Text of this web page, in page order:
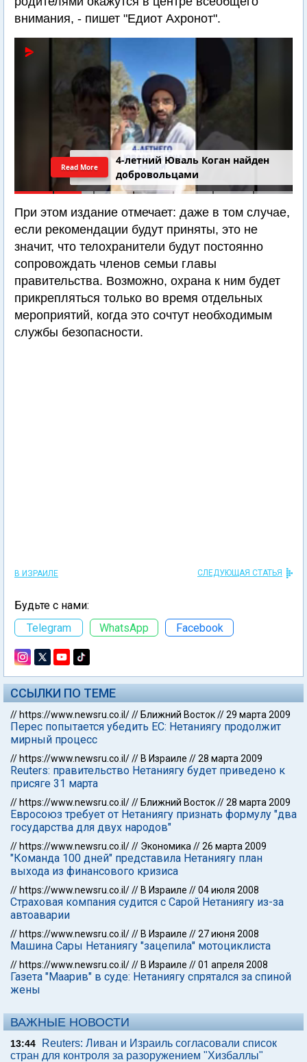
внимания, - пишет "Едиот Ахронот".
4-летний Юваль Коган найден
добровольцами
Read More
При этом издание отмечает: даже в том случае,
если рекомендации будут приняты, это не
значит, что телохранители будут постоянно
сопровождать членов семьи главы
правительства. Возможно, охрана к ним будет
прикрепляться только во время отдельных
мероприятий, когда это сочтут необходимым
службы безопасности.
В ИЗРАИЛЕ СЛЕДУЮЩАЯ СТАТЬЯ
Будьте с нами:
Telegram
WhatsApp Facebook
ССЫЛКИ ПО ТЕМЕ
// https://www.newsru.co.il/// Ближний Восток//29 марта 2009
Перес попытается убедить ЕС: Нетаниягу продолжит
мирный процесс
// https://www.newsru.co.il/// В Израиле //28 марта 2009
Reuters: правительство Нетаниягу будет приведено к
присяге 31 марта
// https://www.newsru.co.il/// Ближний Восток//28 марта 2009
Евросоюз требует от Нетаниягу признать формулу "два
государства для двух народов"
// https://www.newsru.co.il/// Экономика //26 марта 2009
"Команда 100 дней" представила Нетаниягу план
выхода из финансового кризиса
// https://www.newsru.co.il/// В Израиле //04 июля 2008
Страховая компания судится с Сарой Нетаниягу из-за
автоаварии
// https://www.newsru.co.il/// В Израиле //27 июня 2008
Машина Сары Нетаниягу "зацепила" мотоциклиста
// https://www.newsru.co.il/// В Израиле //01 апреля 2008
Газета "Маарив" в суде: Нетаниягу спрятался за спиной
жены
ВАЖНЫЕ НОВОСТИ
13:44
Reuters: Ливан и Израиль согласовали список
стран для контроля за разоружением "Хизбаллы"